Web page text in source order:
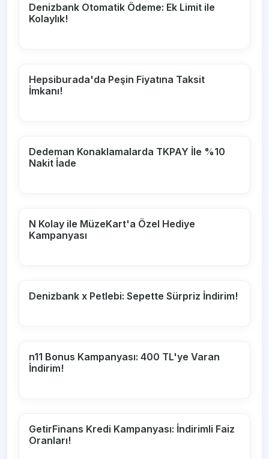
Denizbank Otomatik Ödeme: Ek Limit ile
Kolaylık!
Hepsiburada'da Peşin Fiyatına Taksit
İmkanı!
Dedeman Konaklamalarda TKPAY İle %10
Nakit İade
N Kolay ile MüzeKart'a Özel Hediye
Kampanyası
Denizbank x Petlebi: Sepette Sürpriz İndirim!
n11 Bonus Kampanyası: 400 TL'ye Varan
İndirim!
GetirFinans Kredi Kampanyası: İndirimli Faiz
Oranları!